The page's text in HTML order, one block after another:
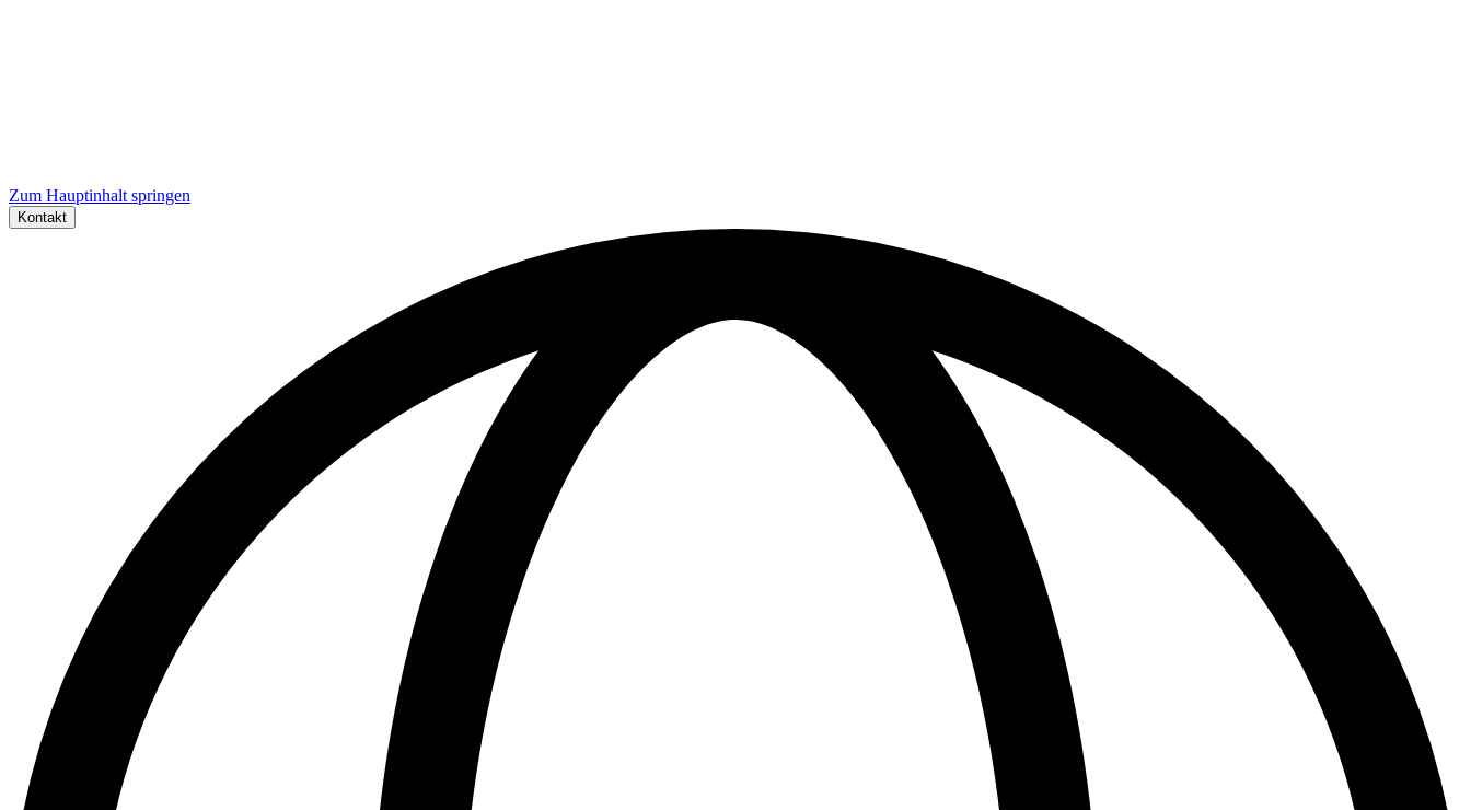
Zum Hauptinhalt springen
Kontakt